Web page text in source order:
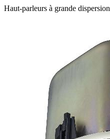
Haut-parleurs à grande dispersion